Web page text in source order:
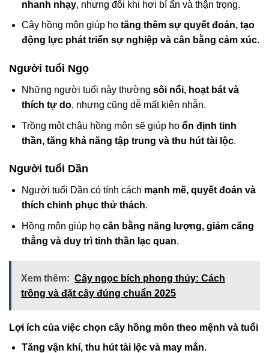
nhanh nhạy, nhưng đôi khi hơi bí ẩn và thận trọng.
Cây hồng môn giúp họ tăng thêm sự quyết đoán, tạo
động lực phát triển sự nghiệp và cân bằng cảm xúc.
Người tuổi Ngọ
Những người tuổi này thường sôi nổi, hoạt bát và
thích tự do, nhưng cũng dễ mất kiên nhẫn.
Trồng một chậu hồng môn sẽ giúp họ ổn định tinh
thần, tăng khả năng tập trung và thu hút tài lộc.
Người tuổi Dần
Người tuổi Dần có tính cách mạnh mẽ, quyết đoán và
thích chinh phục thử thách.
Hồng môn giúp họ cân bằng năng lượng, giảm căng
thẳng và duy trì tinh thần lạc quan.
Xem thêm: Cây ngọc bích phong thủy: Cách
trồng và đặt cây đúng chuẩn 2025
Lợi ích của việc chọn cây hồng môn theo mệnh và tuổi
Tăng vận khí, thu hút tài lộc và may mắn.